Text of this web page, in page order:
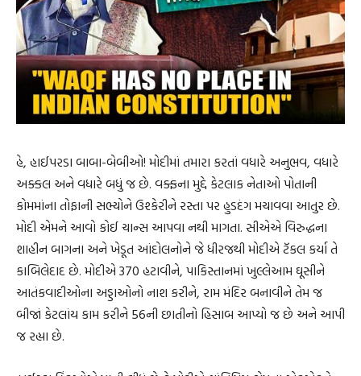
હે, હાઈપરડા બાબા-બેબીઓ! મોદીમાં તમારા કરતાં વધારે અનુભવ, વધારે
અક્કલ અને વધારે બધું જ છે. વક્ફના મુદ્દે કેટલાક નેતાઓ પોતાની
કોમમાંના તોફાની સભ્યોને ઉશ્કેરીને રસ્તા પર હુડદંગ મચાવવા આતુર છે.
મોદી એમને આવો કોઈ ચાન્સ આપવા નથી માગતા. સીએએ વિરુદ્ધના
શાહીન બાગના અને ખેડૂત આંદોલનોને જે ધીરજથી મોદીએ ટૅકલ કર્યા તે
કાબિલેદાદ છે. મોદીએ 370 હટાવીને, પાકિસ્તાનમાં ખુલ્લેઆમ ઘૂસીને
આતંકવાદીઓના અડ્ડાઓનો નાશ કરીને, રામ મંદિર બનાવીને તેમ જ
બીજાં કેટલાંય કામ કરીને 56ની છાતીનો હિસાબ આપ્યો જ છે અને આપી
જ રહ્યા છે.